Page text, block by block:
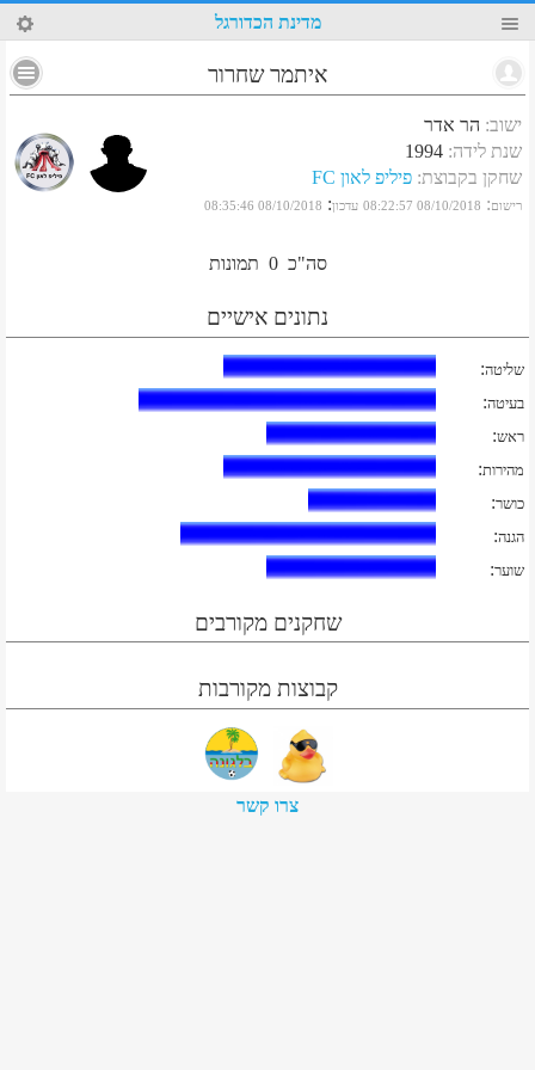
34 מדינת הכדורגל
איתמר שחרור
ישוב: הר אדר
שנת לידה:
1994
שחקן בקבוצת: פיליפ לאון FC
רישום:
08/10/2018 08:22:57 עדכון:
08/10/2018 08:35:46
סה"כ 0 תמונות
נתונים אישיים
שליטה:
בעיטה:
ראש:
מהירות:
כושר:
הגנה:
שוער:
שחקנים מקורבים
קבוצות מקורבות
צרו קשר